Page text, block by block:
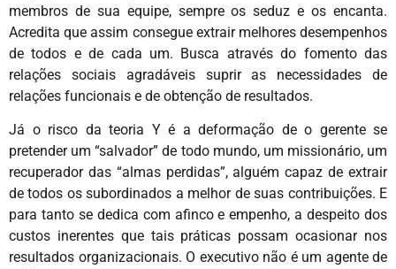
membros de sua equipe, sempre os seduz e os encanta.
Acredita que assim consegue extrair melhores desempenhos
de todos e de cada um. Busca através do fomento das
relações sociais agradáveis suprir as necessidades de
relações funcionais e de obtenção de resultados.
Já o risco da teoria Y é a deformação de o gerente se
pretender um “salvador” de todo mundo, um missionário, um
recuperador das “almas perdidas”, alguém capaz de extrair
de todos os subordinados a melhor de suas contribuições. E
para tanto se dedica com afinco e empenho, a despeito dos
custos inerentes que tais práticas possam ocasionar nos
resultados organizacionais. O executivo não é um agente de